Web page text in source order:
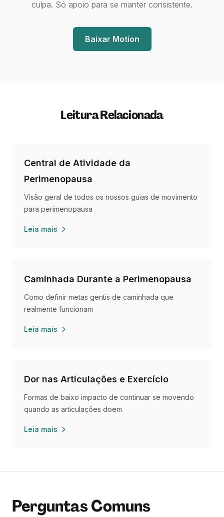
culpa. Só apoio para se manter consistente.
Baixar Motion
Leitura Relacionada
Central de Atividade da
Perimenopausa
Visão geral de todos os nossos guias de movimento
para perimenopausa
Leia mais
Caminhada Durante a Perimenopausa
Como definir metas gentis de caminhada que
realmente funcionam
Leia mais
Dor nas Articulações e Exercício
Formas de baixo impacto de continuar se movendo
quando as articulações doem
Leia mais
Perguntas Comuns